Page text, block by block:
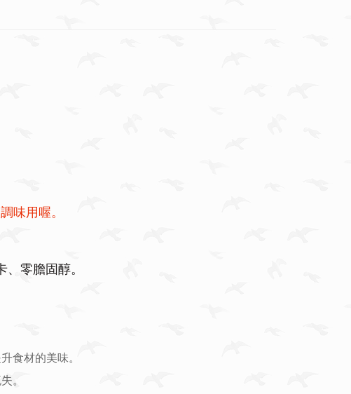
味用喔。
零膽固醇。
食材的美味。
。